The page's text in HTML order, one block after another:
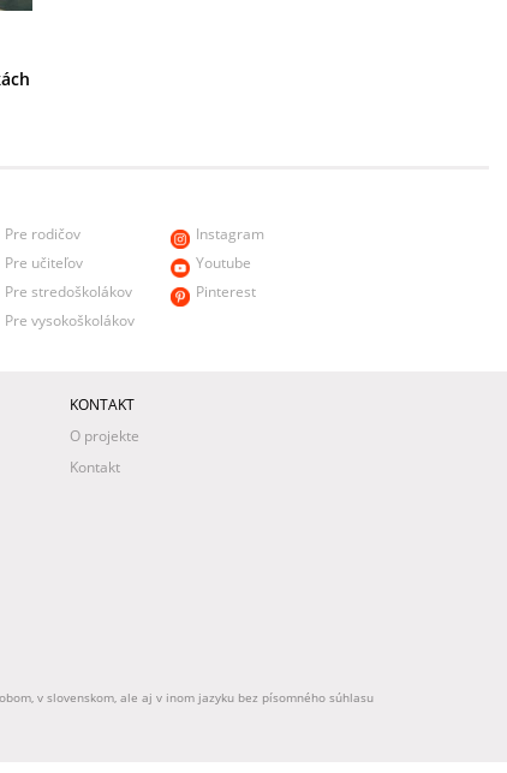
Pre rodičov
Pre učiteľov
Pre stredoškolákov
Pre vysokoškolákov
Instagram
Youtube
Pinterest
KONTAKT
O projekte
Kontakt
v slovenskom, ale aj v inom jazyku bez písomného súhlasu